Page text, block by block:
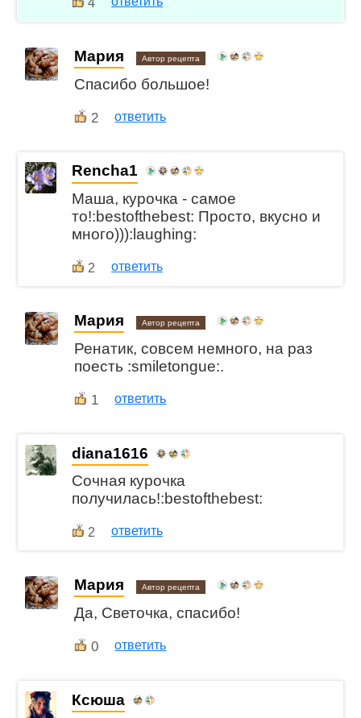
4
Мария Автор рецепта
Спасибо большое!
2 ответить
Rencha1
Маша, курочка - самое
то!:bestofthebest: Просто, вкусно и
много))):laughing:
2 ответить
Мария Автор рецепта
Ренатик, совсем немного, на раз
поесть :smiletongue:.
1 ответить
diana1616
Сочная курочка
получилась!:bestofthebest:
2 ответить
Мария Автор рецепта
Да, Светочка, спасибо!
0 ответить
Ксюша